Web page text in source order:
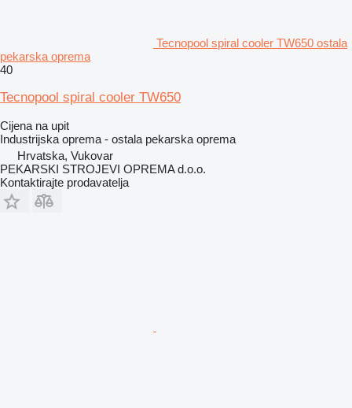
Tecnopool spiral cooler TW650 ostala
pekarska oprema
40
Tecnopool spiral cooler TW650
Cijena na upit
Industrijska oprema - ostala pekarska oprema
Hrvatska, Vukovar
PEKARSKI STROJEVI OPREMA d.o.o.
Kontaktirajte prodavatelja